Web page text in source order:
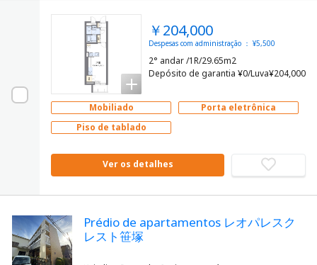
￥204,000
Despesas com administração ： ¥5,500
2° andar /1R/29.65m2
Depósito de garantia ¥0/Luva¥204,000
Mobiliado
Porta eletrônica
Piso de tablado
Ver os detalhes
Prédio de apartamentos レオパレスク
レスト笹塚